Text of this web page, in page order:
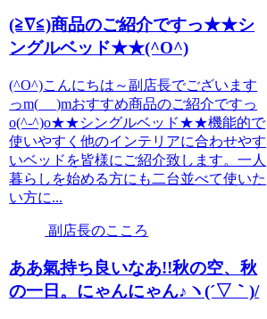
(≧∇≦)商品のご紹介ですっ★★シ
ングルベッド★★(^O^)
(^O^)こんにちは～副店長でございます
っm(_ _)mおすすめ商品のご紹介ですっ
o(^-^)o★★シングルベッド★★機能的で
使いやすく他のインテリアに合わせやす
いベッドを皆様にご紹介致します。一人
暮らしを始める方にも二台並べて使いた
い方に...
副店長のこころ
ああ氣持ち良いなあ!!秋の空、秋
の一日。にゃんにゃん♪ヽ(´▽｀)/